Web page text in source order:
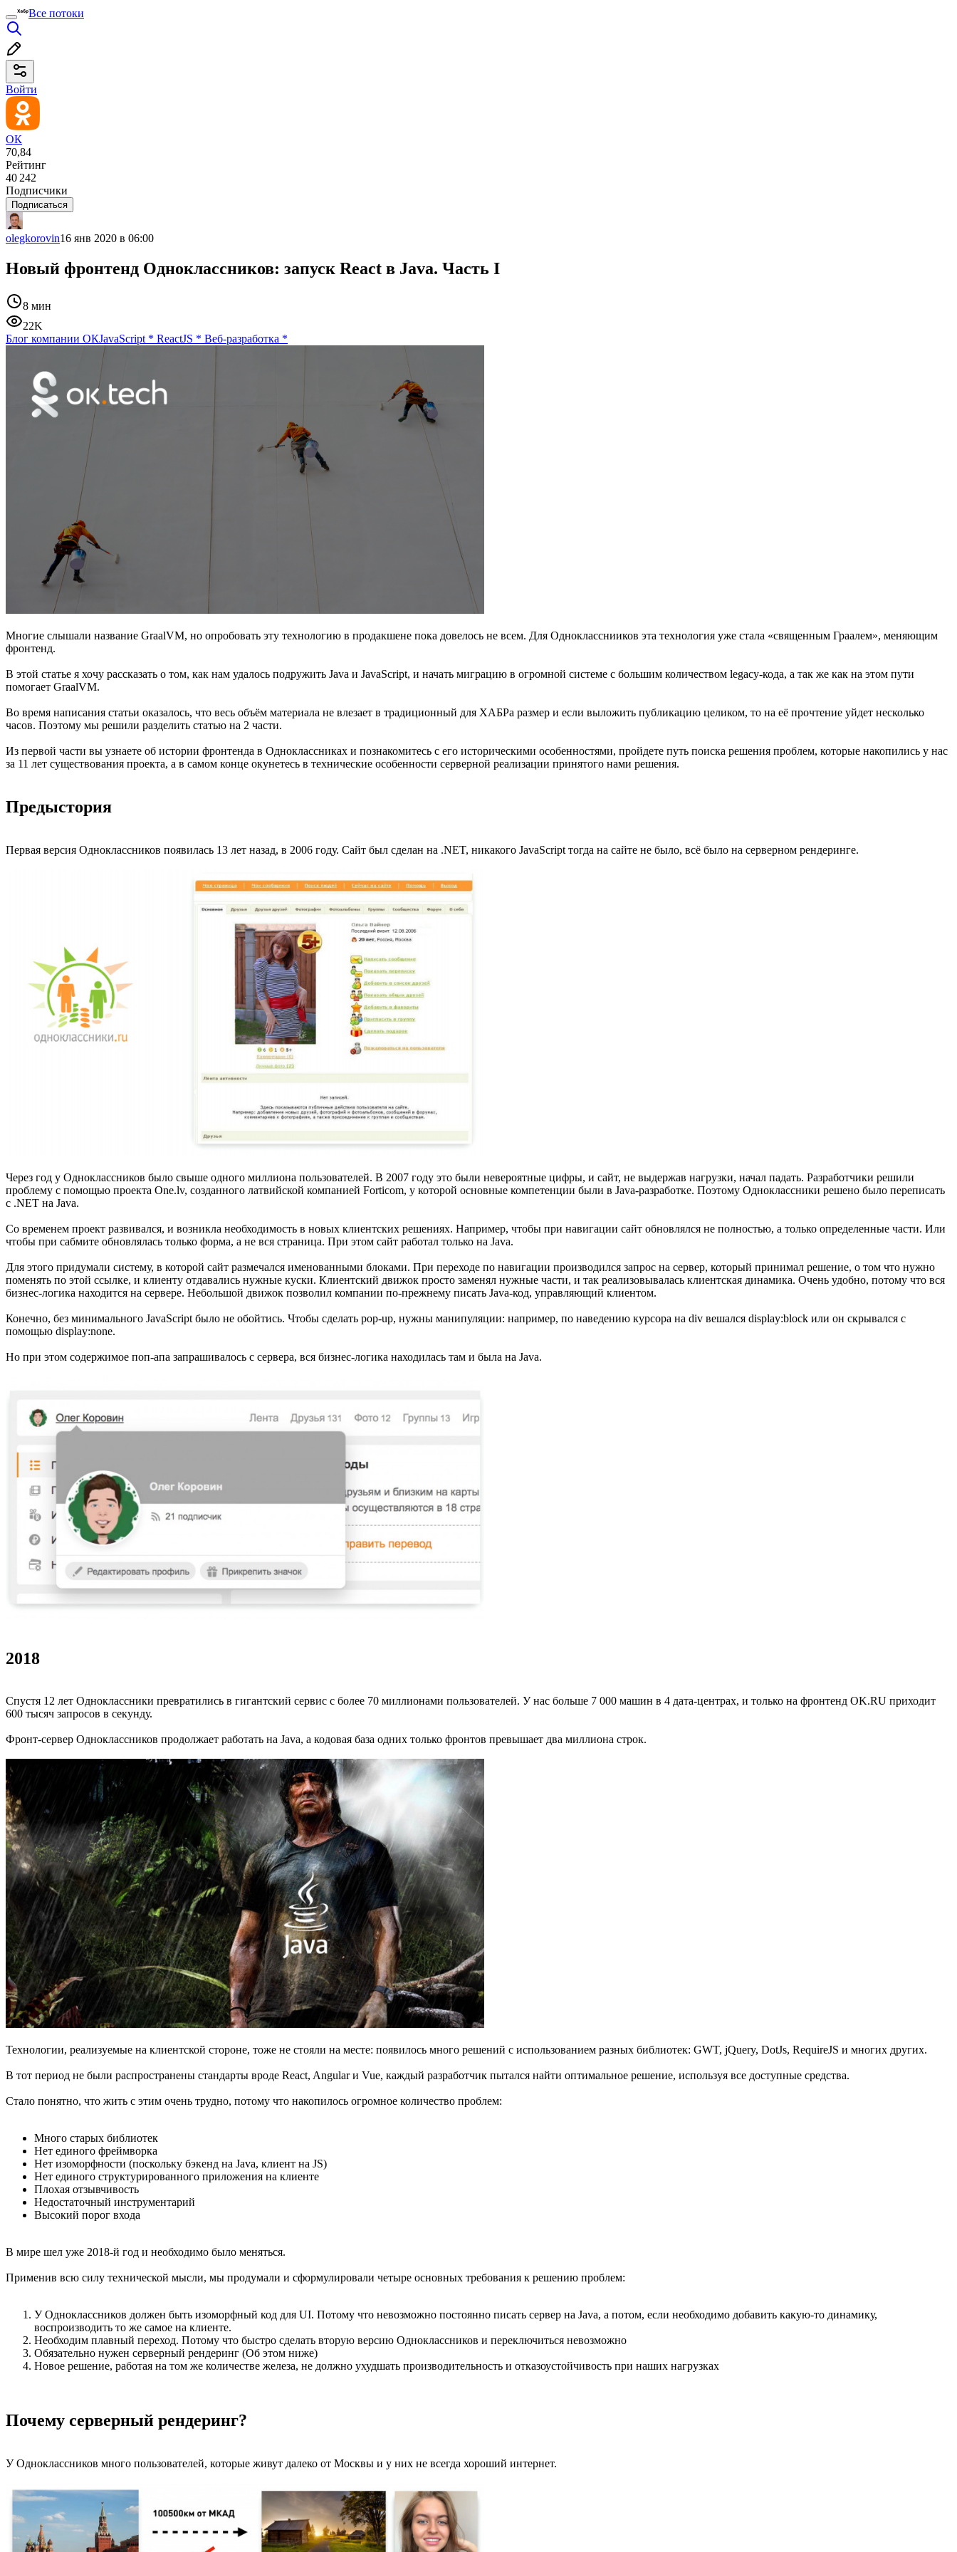
Все потоки
Войти
ОК
70,84
Рейтинг
40 242
Подписчики
Подписаться
olegkorovin16 янв 2020 в 06:00
Новый фронтенд Одноклассников: запуск React в Java. Часть I
8 мин
22K
Блог компании ОКJavaScript * ReactJS * Веб-разработка *
Многие слышали название GraalVM, но опробовать эту технологию в продакшене пока довелось не всем. Для Однокласснииков эта технология уже стала «священным Граалем», меняющим
фронтенд.
В этой статье я хочу рассказать о том, как нам удалось подружить Java и JavaScript, и начать миграцию в огромной системе с большим количеством legacy-кода, а так же как на этом пути
помогает GraalVM.
Во время написания статьи оказалось, что весь объём материала не влезает в традиционный для ХАБРа размер и если выложить публикацию целиком, то на её прочтение уйдет несколько
часов. Поэтому мы решили разделить статью на 2 части.
Из первой части вы узнаете об истории фронтенда в Одноклассниках и познакомитесь с его историческими особенностями, пройдете путь поиска решения проблем, которые накопились у нас
за 11 лет существования проекта, а в самом конце окунетесь в технические особенности серверной реализации принятого нами решения.
Предыстория
Первая версия Одноклассников появилась 13 лет назад, в 2006 году. Сайт был сделан на .NET, никакого JavaScript тогда на сайте не было, всё было на серверном рендеринге.
Через год у Одноклассников было свыше одного миллиона пользователей. В 2007 году это были невероятные цифры, и сайт, не выдержав нагрузки, начал падать. Разработчики решили
проблему с помощью проекта One.lv, созданного латвийской компанией Forticom, у которой основные компетенции были в Java-разработке. Поэтому Одноклассники решено было переписать
с .NET на Java.
Со временем проект развивался, и возникла необходимость в новых клиентских решениях. Например, чтобы при навигации сайт обновлялся не полностью, а только определенные части. Или
чтобы при сабмите обновлялась только форма, а не вся страница. При этом сайт работал только на Java.
Для этого придумали систему, в которой сайт размечался именованными блоками. При переходе по навигации производился запрос на сервер, который принимал решение, о том что нужно
поменять по этой ссылке, и клиенту отдавались нужные куски. Клиентский движок просто заменял нужные части, и так реализовывалась клиентская динамика. Очень удобно, потому что вся
бизнес-логика находится на сервере. Небольшой движок позволил компании по-прежнему писать Java-код, управляющий клиентом.
Конечно, без минимального JavaScript было не обойтись. Чтобы сделать pop-up, нужны манипуляции: например, по наведению курсора на div вешался display:block или он скрывался с
помощью display:none.
Но при этом содержимое поп-апа запрашивалось с сервера, вся бизнес-логика находилась там и была на Java.
2018
Спустя 12 лет Одноклассники превратились в гигантский сервис с более 70 миллионами пользователей. У нас больше 7 000 машин в 4 дата-центрах, и только на фронтенд OK.RU приходит
600 тысяч запросов в секунду.
Фронт-сервер Одноклассников продолжает работать на Java, а кодовая база одних только фронтов превышает два миллиона строк.
Технологии, реализуемые на клиентской стороне, тоже не стояли на месте: появилось много решений с использованием разных библиотек: GWT, jQuery, DotJs, RequireJS и многих других.
В тот период не были распространены стандарты вроде React, Angular и Vue, каждый разработчик пытался найти оптимальное решение, используя все доступные средства.
Стало понятно, что жить с этим очень трудно, потому что накопилось огромное количество проблем:
Много старых библиотек
Нет единого фреймворка
Нет изоморфности (поскольку бэкенд на Java, клиент на JS)
Нет единого структурированного приложения на клиенте
Плохая отзывчивость
Недостаточный инструментарий
Высокий порог входа
В мире шел уже 2018-й год и необходимо было меняться.
Применив всю силу технической мысли, мы продумали и сформулировали четыре основных требования к решению проблем:
У Одноклассников должен быть изоморфный код для UI. Потому что невозможно постоянно писать сервер на Java, а потом, если необходимо добавить какую-то динамику,
воспроизводить то же самое на клиенте.
Необходим плавный переход. Потому что быстро сделать вторую версию Одноклассников и переключиться невозможно
Обязательно нужен серверный рендеринг (Об этом ниже)
Новое решение, работая на том же количестве железа, не должно ухудшать производительность и отказоустойчивость при наших нагрузках
Почему серверный рендеринг?
У Одноклассников много пользователей, которые живут далеко от Москвы и у них не всегда хороший интернет.